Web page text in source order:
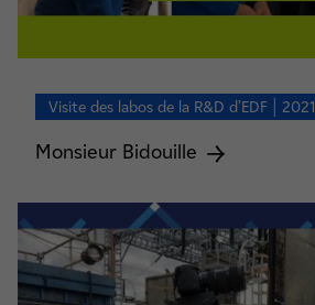
Visite des labos de la R&D d’EDF | 2021
Monsieur Bidouille